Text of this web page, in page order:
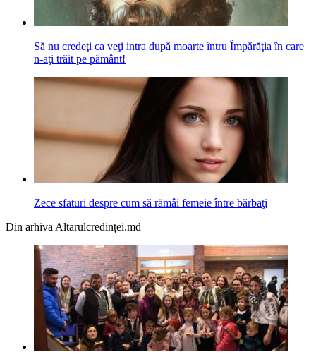
Să nu credeţi ca veţi intra după moarte întru Împărăţia în care
n-aţi trăit pe pă­mânt!
Zece sfaturi despre cum să rămâi femeie între bărbaţi
Din arhiva Altarulcredinței.md